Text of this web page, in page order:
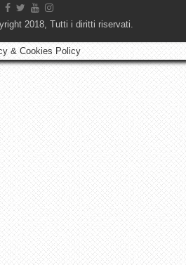
2018, Tutti i diritti riservati.
& Cookies Policy